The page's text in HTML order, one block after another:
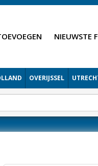
NIEUWSTE
OVERIJSSEL